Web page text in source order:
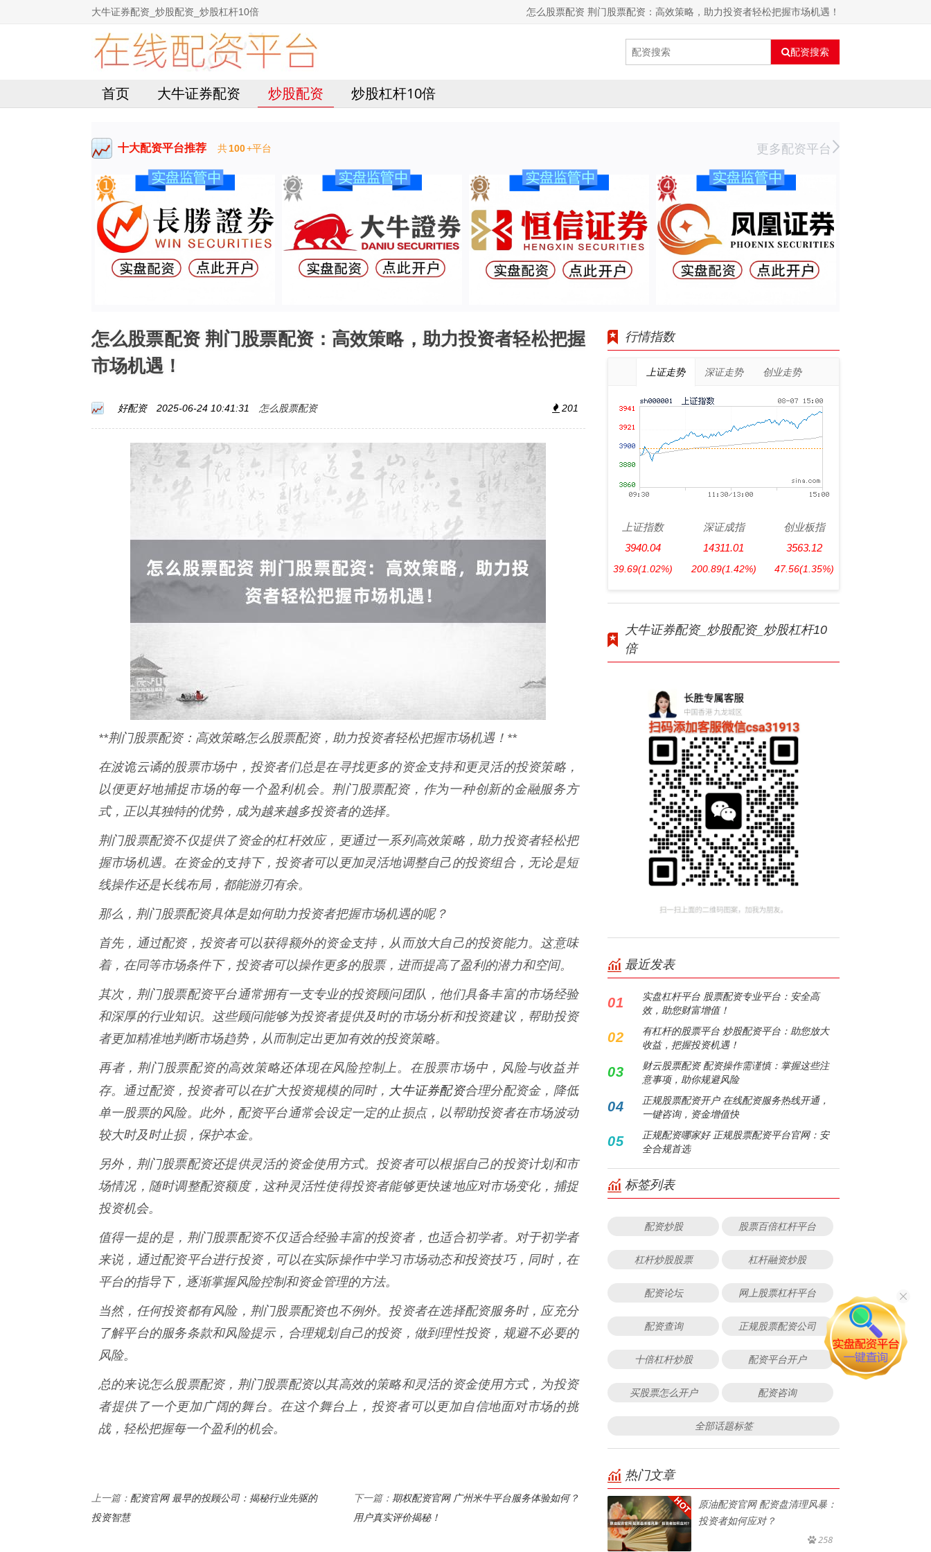
大牛证券配资_炒股配资_炒股杠杆10倍 怎么股票配资 荆门股票配资：高效策略，助力投资者轻松把握市场机遇！
配资搜索
首页 大牛证券配资 炒股配资 炒股杠杆10倍
十大配资平台推荐 共100+平台 更多配资平台
怎么股票配资 荆门股票配资：高效策略，助力投资者轻松把握
市场机遇！
好配资 2025-06-24 10:41:31 怎么股票配资 201
**荆门股票配资：高效策略怎么股票配资，助力投资者轻松把握市场机遇！**
在波诡云谲的股票市场中，投资者们总是在寻找更多的资金支持和更灵活的投资策略，
以便更好地捕捉市场的每一个盈利机会。荆门股票配资，作为一种创新的金融服务方
式，正以其独特的优势，成为越来越多投资者的选择。
荆门股票配资不仅提供了资金的杠杆效应，更通过一系列高效策略，助力投资者轻松把
握市场机遇。在资金的支持下，投资者可以更加灵活地调整自己的投资组合，无论是短
线操作还是长线布局，都能游刃有余。
那么，荆门股票配资具体是如何助力投资者把握市场机遇的呢？
首先，通过配资，投资者可以获得额外的资金支持，从而放大自己的投资能力。这意味
着，在同等市场条件下，投资者可以操作更多的股票，进而提高了盈利的潜力和空间。
其次，荆门股票配资平台通常拥有一支专业的投资顾问团队，他们具备丰富的市场经验
和深厚的行业知识。这些顾问能够为投资者提供及时的市场分析和投资建议，帮助投资
者更加精准地判断市场趋势，从而制定出更加有效的投资策略。
再者，荆门股票配资的高效策略还体现在风险控制上。在股票市场中，风险与收益并
存。通过配资，投资者可以在扩大投资规模的同时， 大牛证券配资合理分配资金，降低
单一股票的风险。此外，配资平台通常会设定一定的止损点，以帮助投资者在市场波动
较大时及时止损，保护本金。
另外，荆门股票配资还提供灵活的资金使用方式。投资者可以根据自己的投资计划和市
场情况，随时调整配资额度，这种灵活性使得投资者能够更快速地应对市场变化，捕捉
投资机会。
值得一提的是，荆门股票配资不仅适合经验丰富的投资者，也适合初学者。对于初学者
来说，通过配资平台进行投资，可以在实际操作中学习市场动态和投资技巧，同时，在
平台的指导下，逐渐掌握风险控制和资金管理的方法。
当然，任何投资都有风险，荆门股票配资也不例外。投资者在选择配资服务时，应充分
了解平台的服务条款和风险提示，合理规划自己的投资，做到理性投资，规避不必要的
风险。
总的来说怎么股票配资，荆门股票配资以其高效的策略和灵活的资金使用方式，为投资
者提供了一个更加广阔的舞台。在这个舞台上，投资者可以更加自信地面对市场的挑
战，轻松把握每一个盈利的机会。
上一篇： 配资官网 最早的投顾公司：揭秘行业先驱的
投资智慧
下一篇： 期权配资官网 广州米牛平台服务体验如何？
用户真实评价揭秘！
行情指数
上证走势 深证走势 创业走势
上证指数
3940.04
39.69(1.02%)
深证成指
14311.01
200.89(1.42%)
创业板指
3563.12
47.56(1.35%)
大牛证券配资_炒股配资_炒股杠杆10
倍
最近发表
01
实盘杠杆平台 股票配资专业平台：安全高
效，助您财富增值！
02
有杠杆的股票平台 炒股配资平台：助您放大
收益，把握投资机遇！
03
财云股票配资 配资操作需谨慎：掌握这些注
意事项，助你规避风险
04
正规股票配资开户 在线配资服务热线开通，
一键咨询，资金增值快
05
正规配资哪家好 正规股票配资平台官网：安
全合规首选
标签列表
配资炒股 股票百倍杠杆平台
杠杆炒股股票 杠杆融资炒股
配资论坛 网上股票杠杆平台
配资查询 正规股票配资公司
十倍杠杆炒股 配资平台开户
买股票怎么开户 配资咨询
全部话题标签
热门文章
原油配资官网 配资盘清理风暴：
投资者如何应对？
258